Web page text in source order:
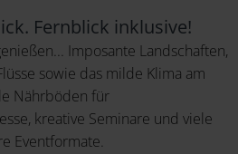
Fernblick inklusive!
Imposante Landschaften,
sowie das milde Klima am
Nährböden für
kreative Seminare und viele
Eventformate.